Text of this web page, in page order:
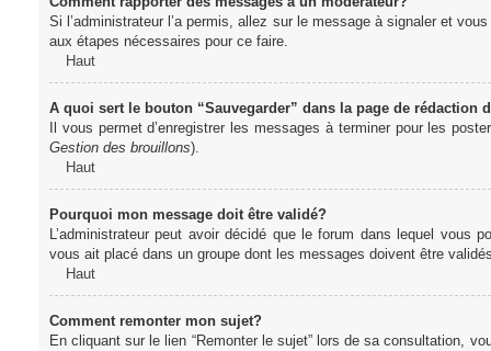
Si l’administrateur l’a permis, allez sur le message à signaler et
aux étapes nécessaires pour ce faire.
Haut
A quoi sert le bouton “Sauvegarder” dans la page de rédaction
Il vous permet d’enregistrer les messages à terminer pour les
Gestion des brouillons).
Haut
Pourquoi mon message doit être validé?
L’administrateur peut avoir décidé que le forum dans lequel vous
vous ait placé dans un groupe dont les messages doivent être
Haut
Comment remonter mon sujet?
En cliquant sur le lien “Remonter le sujet” lors de sa consultation,